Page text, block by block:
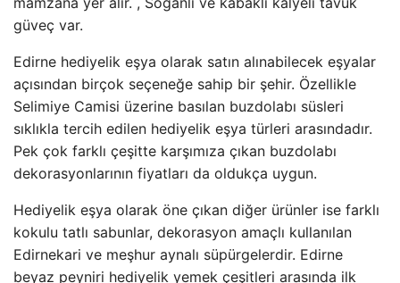
güveç var.
Edirne hediyelik eşya olarak satın alınabilecek eşyalar
açısından birçok seçeneğe sahip bir şehir. Özellikle
Selimiye Camisi üzerine basılan buzdolabı süsleri
sıklıkla tercih edilen hediyelik eşya türleri arasındadır.
Pek çok farklı çeşitte karşımıza çıkan buzdolabı
dekorasyonlarının fiyatları da oldukça uygun.
Hediyelik eşya olarak öne çıkan diğer ürünler ise farklı
kokulu tatlı sabunlar, dekorasyon amaçlı kullanılan
Edirnekari ve meşhur aynalı süpürgelerdir. Edirne
beyaz peyniri hediyelik yemek çeşitleri arasında ilk